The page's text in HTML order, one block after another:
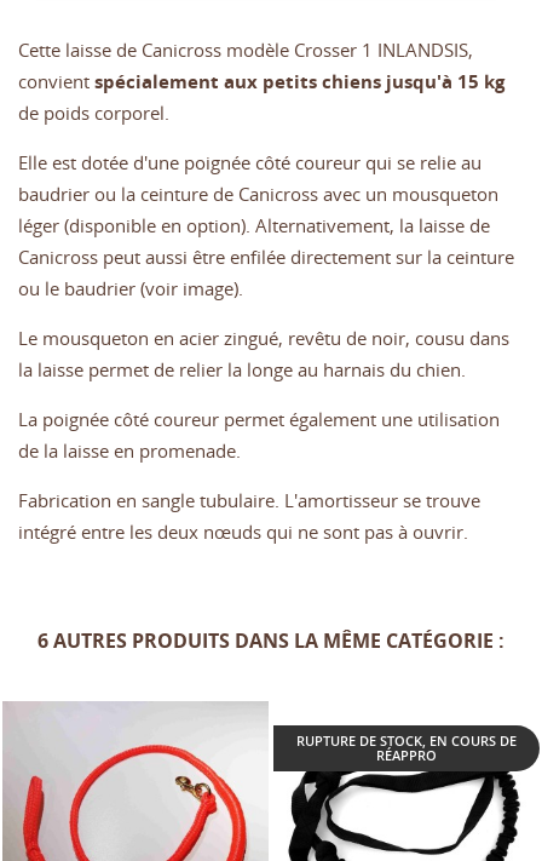
Cette laisse de Canicross modèle Crosser 1 INLANDSIS,
convient spécialement aux petits chiens jusqu'à 15 kg
de poids corporel.
Elle est dotée d'une poignée côté coureur qui se relie au
baudrier ou la ceinture de Canicross avec un mousqueton
léger (disponible en option). Alternativement, la laisse de
Canicross peut aussi être enfilée directement sur la ceinture
ou le baudrier (voir image).
Le mousqueton en acier zingué, revêtu de noir, cousu dans
la laisse permet de relier la longe au harnais du chien.
La poignée côté coureur permet également une utilisation
de la laisse en promenade.
Fabrication en sangle tubulaire. L'amortisseur se trouve
intégré entre les deux nœuds qui ne sont pas à ouvrir.
6 AUTRES PRODUITS DANS LA MÊME CATÉGORIE :
RUPTURE DE STOCK, EN COURS DE
RÉAPPRO